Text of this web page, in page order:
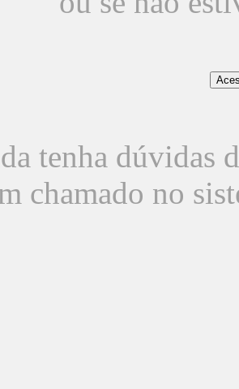
tenha dúvidas
chamado no